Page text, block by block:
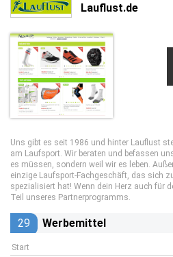
Lauflust.de
Uns gibt es seit 1986 und hinter Lauflust
am Laufsport. Wir beraten und befassen
es müssen, sondern weil wir es leben.
einzige Laufsport-Fachgeschäft, das sich
spezialisiert hat! Wenn dein Herz auch für
Teil unseres Partnerprogramms.
29 Werbemittel
Start